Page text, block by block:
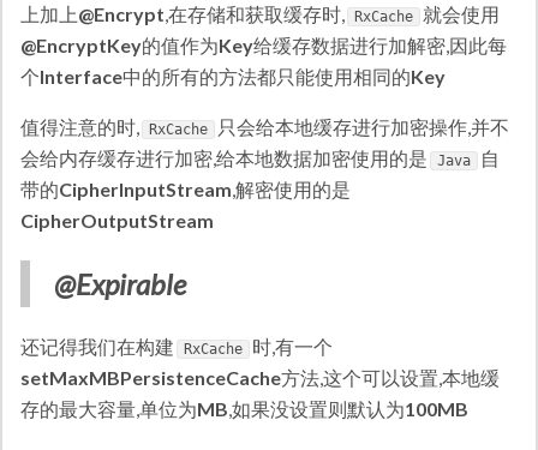
上加上@Encrypt ,在存储和获取缓存时, RxCache
就会使用
@EncryptKey的值作为Key给缓存数据进行加解密,因此每
个Interface中的所有的方法都只能使用相同的Key
值得注意的时, RxCache
只会给本地缓存进行加密操作,并不
会给内存缓存进行加密,给本地数据加密使用的是
Java
自
带的CipherInputStream ,解密使用的是
CipherOutputStream
@Expirable
还记得我们在构建 RxCache
时,有一个
setMaxMBPersistenceCache方法,这个可以设置,本地缓
存的最大容量,单位为MB ,如果没设置则默认为100MB